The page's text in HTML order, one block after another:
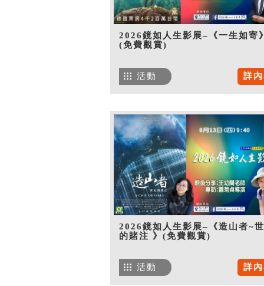
2026鏡如人生影展–《一生如寄
(免費觀賞)
詳
活動
2026鏡如人生影展–《造山者~
的賭注 》(免費觀賞)
詳
活動